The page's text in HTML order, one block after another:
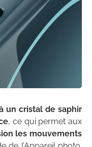
un cristal de saphir
, ce qui permet aux
les mouvements